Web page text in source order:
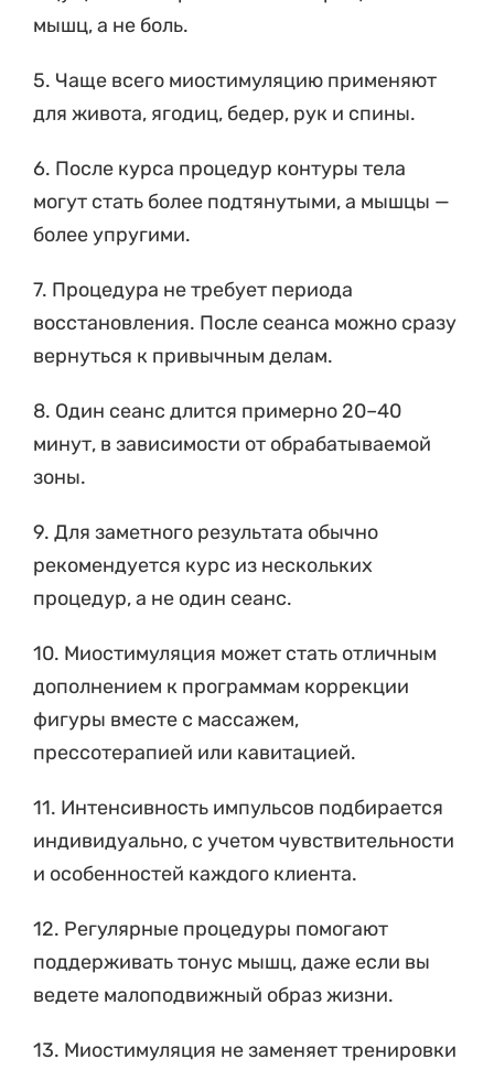
мышц, а не боль.
5. Чаще всего миостимуляцию применяют
для живота, ягодиц, бедер, рук и спины.
6. После курса процедур контуры тела
могут стать более подтянутыми, а мышцы —
более упругими.
7. Процедура не требует периода
восстановления. После сеанса можно сразу
вернуться к привычным делам.
8. Один сеанс длится примерно 20–40
минут, в зависимости от обрабатываемой
зоны.
9. Для заметного результата обычно
рекомендуется курс из нескольких
процедур, а не один сеанс.
10. Миостимуляция может стать отличным
дополнением к программам коррекции
фигуры вместе с массажем,
прессотерапией или кавитацией.
11. Интенсивность импульсов подбирается
индивидуально, с учетом чувствительности
и особенностей каждого клиента.
12. Регулярные процедуры помогают
поддерживать тонус мышц, даже если вы
ведете малоподвижный образ жизни.
13. Миостимуляция не заменяет тренировки